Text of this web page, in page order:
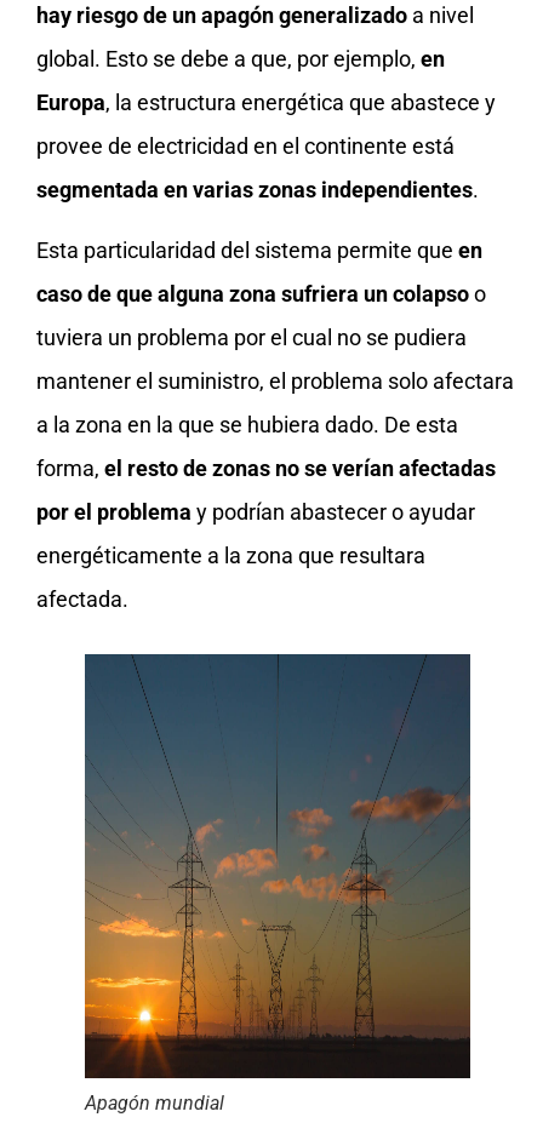
hay riesgo de un apagón generalizado a nivel
global. Esto se debe a que, por ejemplo, en
Europa, la estructura energética que abastece y
provee de electricidad en el continente está
segmentada en varias zonas independientes.
Esta particularidad del sistema permite que en
caso de que alguna zona sufriera un colapsoo
tuviera un problema por el cual no se pudiera
mantener el suministro, el problema solo afectara
a la zona en la que se hubiera dado. De esta
forma, el resto de zonas no se verían afectadas
por el problema y podrían abastecer o ayudar
energéticamente a la zona que resultara
afectada.
Apagón mundial